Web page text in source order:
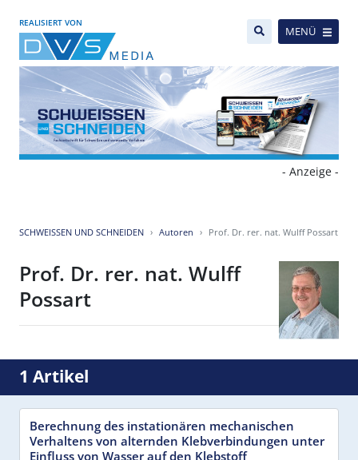
REALISIERT VON
MENÜ
- Anzeige -
SCHWEISSEN UND SCHNEIDEN Autoren Prof. Dr. rer. nat. Wulff Possart
Prof. Dr. rer. nat. Wulff
Possart
1 Artikel
Berechnung des instationären mechanischen
Verhaltens von alternden Klebverbindungen unter
Einfluss von Wasser auf den Klebstoff